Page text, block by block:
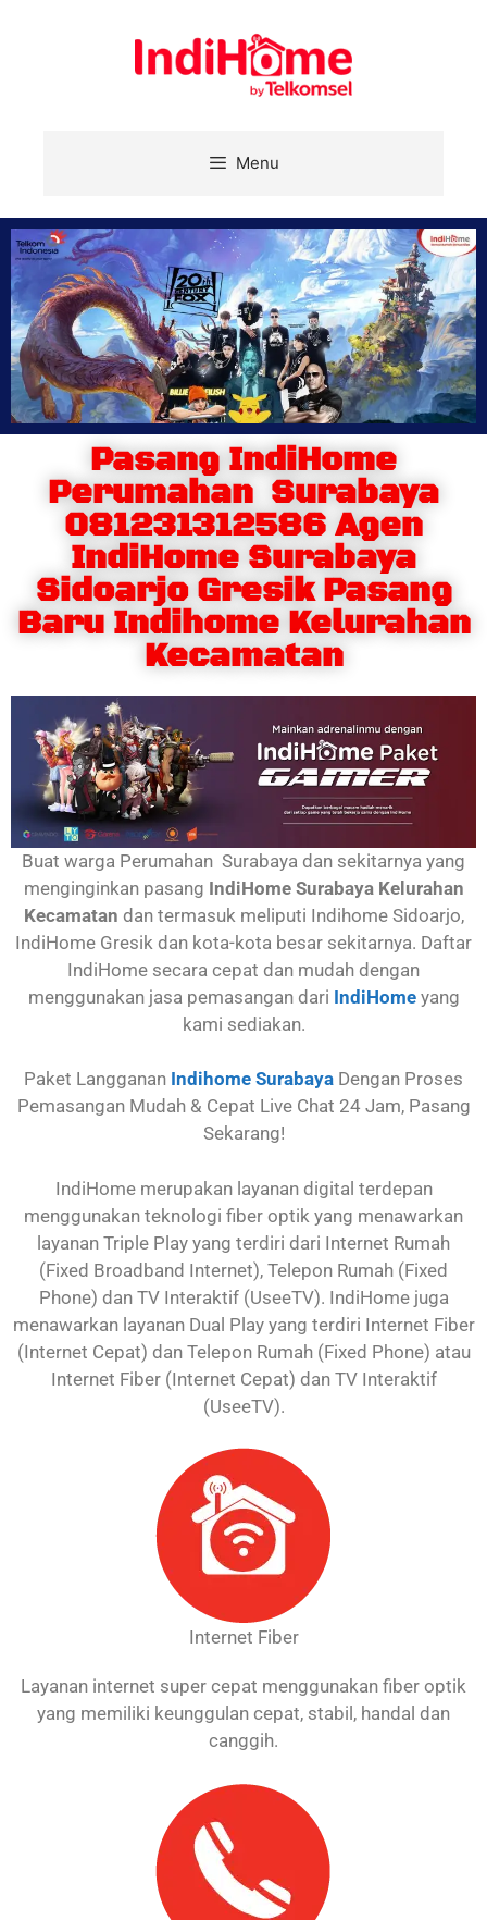
Menu
Pasang IndiHome
Perumahan Surabaya
081231312586 Agen
IndiHome Surabaya
Sidoarjo Gresik Pasang
Baru Indihome Kelurahan
Kecamatan
Buat warga Perumahan Surabaya dan sekitarnya yang
menginginkan pasang IndiHome Surabaya Kelurahan
Kecamatan dan termasuk meliputi Indihome Sidoarjo,
IndiHome Gresik dan kota-kota besar sekitarnya. Daftar
IndiHome secara cepat dan mudah dengan
menggunakan jasa pemasangan dari IndiHome yang
kami sediakan.
Paket Langganan Indihome Surabaya Dengan Proses
Pemasangan Mudah & Cepat Live Chat 24 Jam, Pasang
Sekarang!
IndiHome merupakan layanan digital terdepan
menggunakan teknologi fiber optik yang menawarkan
layanan Triple Play yang terdiri dari Internet Rumah
(Fixed Broadband Internet), Telepon Rumah (Fixed
Phone) dan TV Interaktif (UseeTV). IndiHome juga
menawarkan layanan Dual Play yang terdiri Internet Fiber
(Internet Cepat) dan Telepon Rumah (Fixed Phone) atau
Internet Fiber (Internet Cepat) dan TV Interaktif
(UseeTV).
Internet Fiber
Layanan internet super cepat menggunakan fiber optik
yang memiliki keunggulan cepat, stabil, handal dan
canggih.